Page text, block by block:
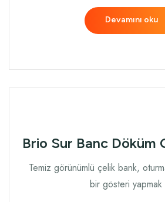
Devamını oku
Brio Sur Banc Döküm
Temiz görünümlü çelik bank,
bir gösteri